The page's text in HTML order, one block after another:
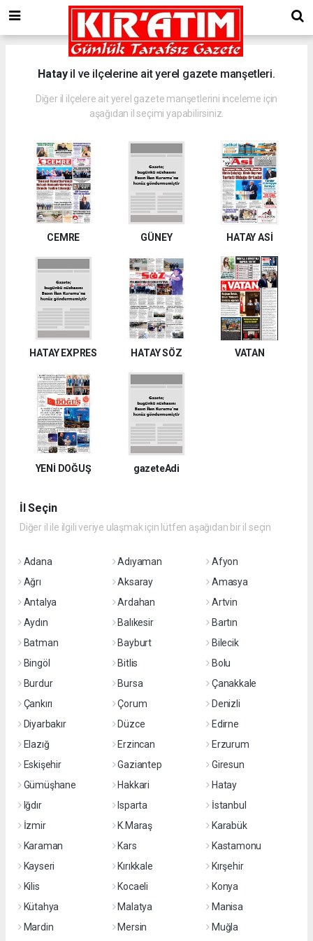
Hatayil ve ilçelerine ait yerel gazete manşetleri.
Diğer il ilçelere ait yerel gazete manşetlerini inceleme için
aşağıdan il seçimi yapabilirsiniz.
CEMRE GÜNEY HATAY ASİ
HATAY EXPRES HATAY SÖZ VATAN
YENİ DOĞUŞ gazeteAdi
İl Seçin
Diğer il ile ilgili veriye ulaşmak için lütfen aşağıdan bir il seçin
Adana Adıyaman
Afyon
Ağrı
Aksaray
Amasya
Antalya
Ardahan
Artvin
Aydın
Balıkesir
Bartın
Batman
Bayburt
Bilecik
Bingöl
Bitlis
Bolu
Burdur
Bursa
Çanakkale
Çankırı
Çorum
Denizli
Diyarbakır
Düzce
Edirne
Elazığ
Erzincan
Erzurum
Eskişehir
Gaziantep
Giresun
Gümüşhane
Hakkari
Hatay
Iğdır
Isparta
İstanbul
İzmir
K.Maraş
Karabük
Karaman
Kars
Kastamonu
Kayseri
Kırıkkale
Kırşehir
Kilis
Kocaeli
Konya
Kütahya
Malatya
Manisa
Mardin
Mersin Muğla